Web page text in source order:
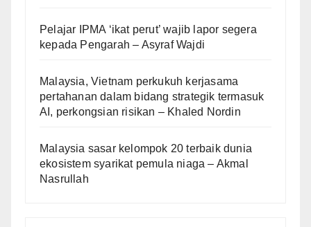
Pelajar IPMA ‘ikat perut’ wajib lapor segera
kepada Pengarah – Asyraf Wajdi
Malaysia, Vietnam perkukuh kerjasama
pertahanan dalam bidang strategik termasuk
AI, perkongsian risikan – Khaled Nordin
Malaysia sasar kelompok 20 terbaik dunia
ekosistem syarikat pemula niaga – Akmal
Nasrullah